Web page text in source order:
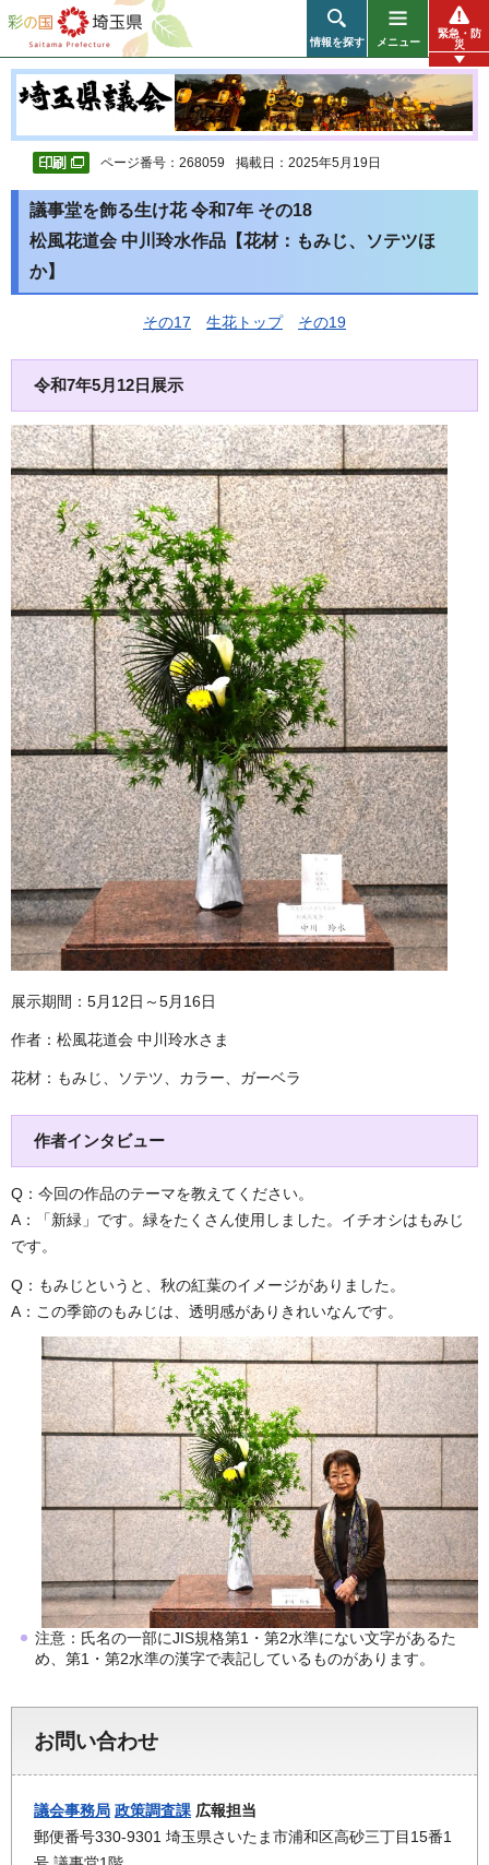
彩の国 埼玉県
情報を探す メニュー
緊急・防
災
ページ番号：268059 掲載日：2025年5月19日
議事堂を飾る生け花 令和7年 その18
松風花道会 中川玲水作品【花材：もみじ、ソテツほ
か】
その17 生花トップ その19
令和7年5月12日展示
展示期間：5月12日～5月16日
作者：松風花道会 中川玲水さま
花材：もみじ、ソテツ、カラー、ガーベラ
作者インタビュー
Q：今回の作品のテーマを教えてください。
A：「新緑」です。緑をたくさん使用しました。イチオシはもみじ
です。
Q：もみじというと、秋の紅葉のイメージがありました。
A：この季節のもみじは、透明感がありきれいなんです。
注意：氏名の一部にJIS規格第1・第2水準にない文字があるた
め、第1・第2水準の漢字で表記しているものがあります。
お問い合わせ
議会事務局 政策調査課 広報担当
郵便番号330-9301 埼玉県さいたま市浦和区高砂三丁目15番1